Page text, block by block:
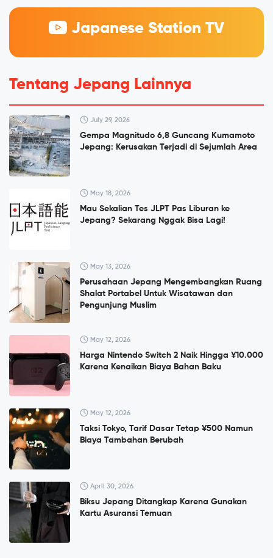
Japanese Station TV
Tentang Jepang Lainnya
July 29, 2026
Gempa Magnitudo 6,8 Guncang Kumamoto
Jepang: Kerusakan Terjadi di Sejumlah Area
May 18, 2026
Mau Sekalian Tes JLPT Pas Liburan ke
Jepang? Sekarang Nggak Bisa Lagi!
May 13, 2026
Perusahaan Jepang Mengembangkan Ruang
Shalat Portabel Untuk Wisatawan dan
Pengunjung Muslim
May 12, 2026
Harga Nintendo Switch 2 Naik Hingga ¥10.000
Karena Kenaikan Biaya Bahan Baku
May 12, 2026
Taksi Tokyo, Tarif Dasar Tetap ¥500 Namun
Biaya Tambahan Berubah
April 30, 2026
Biksu Jepang Ditangkap Karena Gunakan
Kartu Asuransi Temuan